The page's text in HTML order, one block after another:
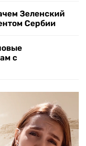
Зеленский
Сербии
с